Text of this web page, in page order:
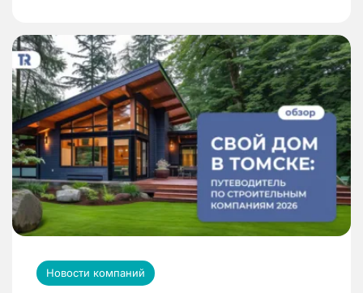
Новости компаний